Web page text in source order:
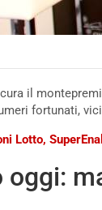
il
fortunati,
Lotto,